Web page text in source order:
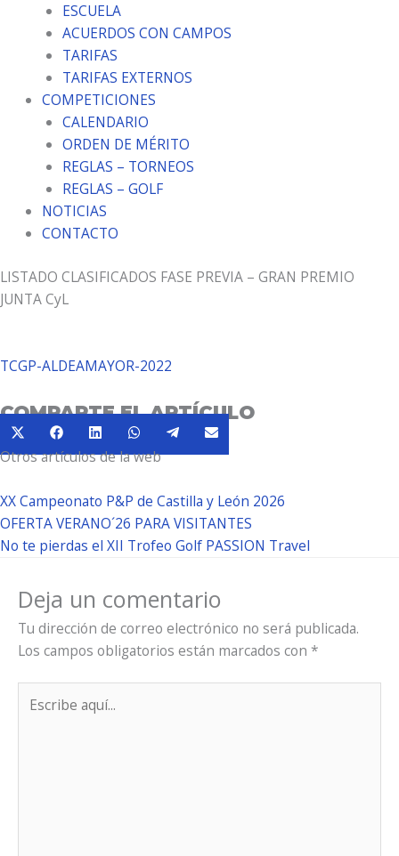
ESCUELA
ACUERDOS CON CAMPOS
TARIFAS
TARIFAS EXTERNOS
COMPETICIONES
CALENDARIO
ORDEN DE MÉRITO
REGLAS – TORNEOS
REGLAS – GOLF
NOTICIAS
CONTACTO
LISTADO CLASIFICADOS FASE PREVIA – GRAN PREMIO
JUNTA CyL
TCGP-ALDEAMAYOR-2022
COMPARTE EL ARTÍCULO
Compartir
en
(Twitter)
Compartir
en
FacebookCompartir
en
LinkedInCompartir
en
WhatsAppCompartir
en
TelegramCompartir
en
Otros artículos de la web
XX Campeonato P&P de Castilla y León 2026
OFERTA VERANO´26 PARA VISITANTES
No te pierdas el XII Trofeo Golf PASSION Travel
Deja un comentario
Tu dirección de correo electrónico no será publicada.
Los campos obligatorios están marcados con *
aquí...